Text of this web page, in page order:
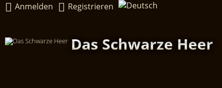
Anmelden Registrieren
Das Schwarze Heer